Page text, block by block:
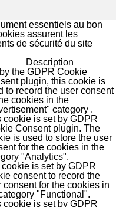
essentiels au bon
assurent les
de sécurité du site
Description
the GDPR Cookie
plugin, this cookie is
to record the user consent
cookies in the
category .
cookie is set by GDPR
Consent plugin. The
is used to store the user
for the cookies in the
"Analytics".
is set by GDPR
consent to record the
consent for the cookies in
"Functional".
cookie is set by GDPR